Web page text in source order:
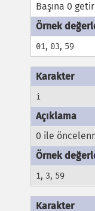
Başına 0
01, 03, 59
i
0 ile
1, 3, 59